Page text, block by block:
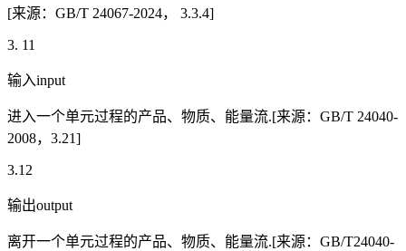
[来源：GB/T 24067-2024， 3.3.4]
3. 11
输入input
进入一个单元过程的产品、物质、能量流.[来源：GB/T 24040-
2008，3.21]
3.12
输出output
离开一个单元过程的产品、物质、能量流.[来源：GB/T24040-